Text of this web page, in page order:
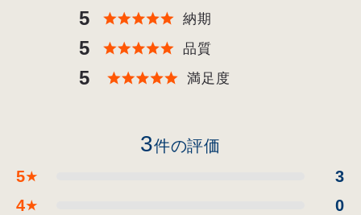
5 納期
5 品質
5 満足度
3件の評価
5★
3
4★
0